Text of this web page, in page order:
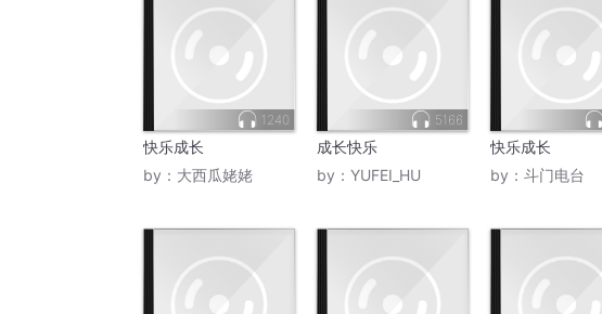
1240
快乐成长
by： 大西瓜姥姥
5166
成长快乐
by： YUFEI_HU
快乐成长
by： 斗门电台